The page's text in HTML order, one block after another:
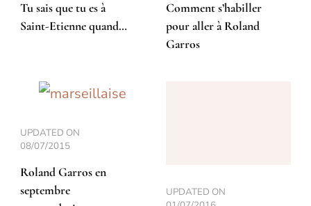
Tu sais que tu es à
Saint-Etienne quand…
Comment s’habiller
pour aller à Roland
Garros
UPDATED ON
08/07/2015
Roland Garros en
septembre
UPDATED ON